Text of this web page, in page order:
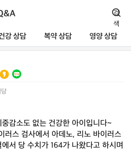
강 상담 복약 상담 영양 상담
검
색
감소도 없는 건강한 아이입니다~
러스 검사에서 아데노, 리노 바이러스
서 당 수치가 164가 나왔다고 하시며